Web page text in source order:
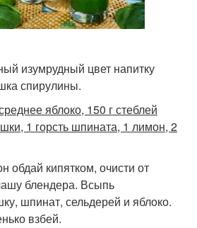
изумрудный цвет напитку
спирулины.
яблоко, 150 г стеблей
1 горсть шпината, 1 лимон, 2
обдай кипятком, очисти от
блендера. Всыпь
шпинат, сельдерей и яблоко.
взбей.